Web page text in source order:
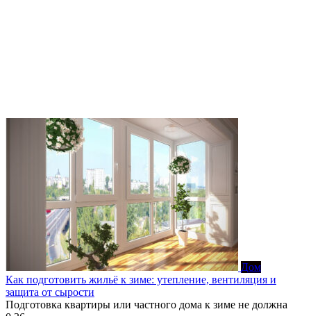
Дом
Как подготовить жильё к зиме: утепление, вентиляция и
защита от сырости
Подготовка квартиры или частного дома к зиме не должна